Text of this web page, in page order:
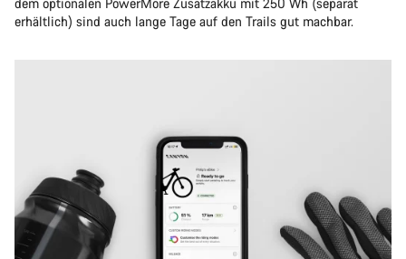
erhältlich) sind auch lange Tage auf den Trails gut machbar.